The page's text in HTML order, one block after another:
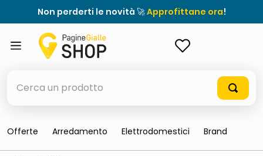
Non perderti le novità 🚀Approfittane ora!
Offerte Arredamento Elettrodomestici Brand